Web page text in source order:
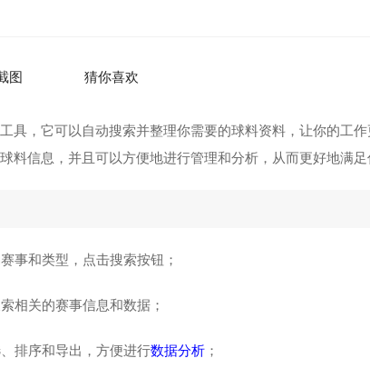
图 猜你喜欢
具，它可以自动搜索并整理你需要的球料资料，让你的工
料信息，并且可以方便地进行管理和分析，从而更好地满足
事和类型，点击搜索按钮；
相关的赛事信息和数据；
排序和导出，方便进行数据分析 ；